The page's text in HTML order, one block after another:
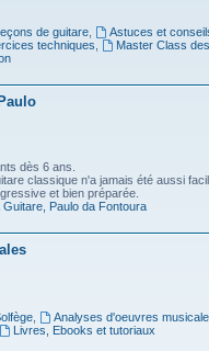
de guitare,
Astuces et
techniques Master Class
dès 6 ans.
classique n'a jamais été aussi
et bien préparée.
Guitare, Paulo da Fontoura
, Analyses d'oeuvres
Livres, Ebooks et tutoriaux